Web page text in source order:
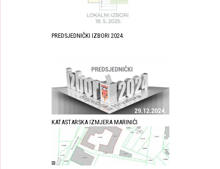
PREDSJEDNIČKI IZBORI 2024.
KATASTARSKA IZMJERA MARINIĆI